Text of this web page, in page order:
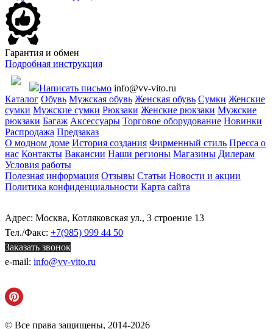
Гарантия и обмен
Подробная инструкция
Написать письмо info@vv-vito.ru
Каталог Обувь Мужская обувь Женская обувь Сумки Женские
сумки Мужские сумки Рюкзаки Женские рюкзаки Мужские
рюкзаки Багаж Аксессуары Торговое оборудование Новинки
Распродажа Предзаказ
О модном доме История создания Фирменный стиль Пресса о
нас Контакты Вакансии Наши регионы Магазины Дилерам
Условия работы
Полезная информация Отзывы Статьи Новости и акции
Политика конфиденциальности Карта сайта
Адрес: Москва, Котляковская ул., 3 строение 13
Тел./Факс: +7(985) 999 44 50
Заказать звонок
e-mail: info@vv-vito.ru
© Все права защищены, 2014-2026